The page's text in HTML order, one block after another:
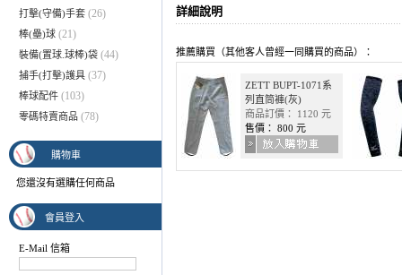
打擊(守備)手套 (26)
棒(壘)球 (21)
裝備(置球.球棒)袋 (44)
捕手(打擊)護具 (37)
棒球配件 (103)
零碼特賣商品 (78)
購物車
您還沒有選購任何商品
會員登入
E-Mail 信箱
詳細說明
推薦購買（其他客人曾經一同購買的商品）：
ZETT BUPT-1071系
列直筒褲(灰)
商品訂價： 1120 元
售價： 800 元